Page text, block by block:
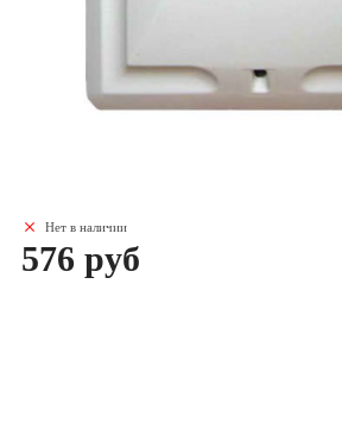
Нет в наличии
576 руб